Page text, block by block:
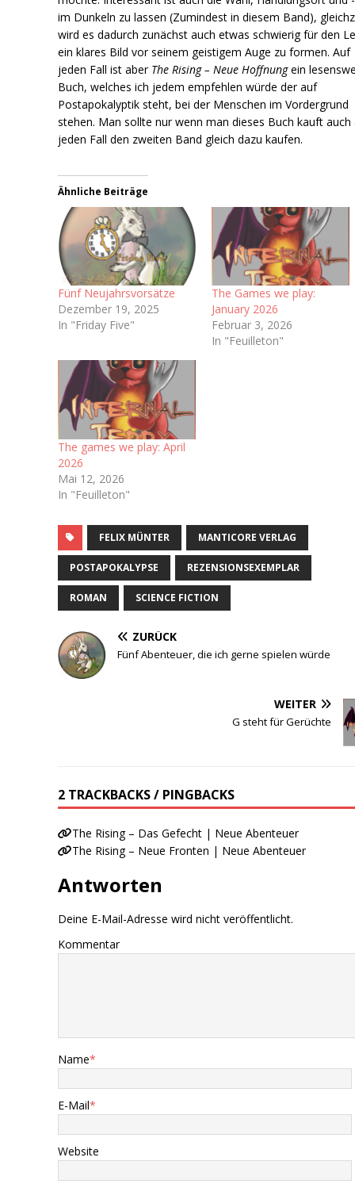
im Dunkeln zu lassen (Zumindest in diesem Band),
wird es dadurch zunächst auch etwas schwierig für den
ein klares Bild vor seinem geistigem Auge zu formen. Auf
jeden Fall ist aber The Rising – Neue Hoffnungein
Buch, welches ich jedem empfehlen würde der auf
Postapokalyptik steht, bei der Menschen im Vordergrund
stehen. Man sollte nur wenn man dieses Buch kauft auch
jeden Fall den zweiten Band gleich dazu kaufen.
Ähnliche Beiträge
Fünf Neujahrsvorsätze
Dezember 19, 2025
In "Friday Five"
The Games we play:
January 2026
Februar 3, 2026
In "Feuilleton"
The games we play: April
2026
Mai 12, 2026
In "Feuilleton"
FELIX MÜNTER MANTICORE VERLAG
POSTAPOKALYPSE REZENSIONSEXEMPLAR
ROMAN SCIENCE FICTION
ZURÜCK
Fünf Abenteuer, die ich gerne spielen würde
WEITER
G steht für Gerüchte
2 TRACKBACKS / PINGBACKS
The Rising – Das Gefecht | Neue Abenteuer
The Rising – Neue Fronten | Neue Abenteuer
Antworten
Deine E-Mail-Adresse wird nicht veröffentlicht.
Kommentar
Name*
E-Mail*
Website